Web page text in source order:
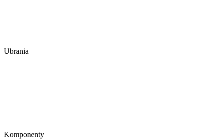
Ubrania
Komponenty